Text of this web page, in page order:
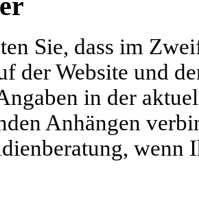
Sie, dass im
der Website und
in der
Anhängen